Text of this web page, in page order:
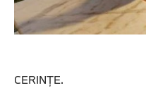
CERINŢE.